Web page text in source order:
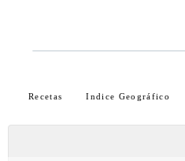
Recetas Indice Geográfico